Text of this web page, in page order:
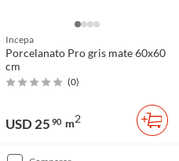
Incepa
Porcelanato Pro gris mate 60x60
cm
(0)
USD 25 90 m2